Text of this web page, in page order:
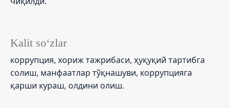
Kalit so‘zlar
коррупция, хориж тажрибаси, ҳуқуқий тартибга
солиш, манфаатлар тўқнашуви, коррупцияга
қарши кураш, олдини олиш.